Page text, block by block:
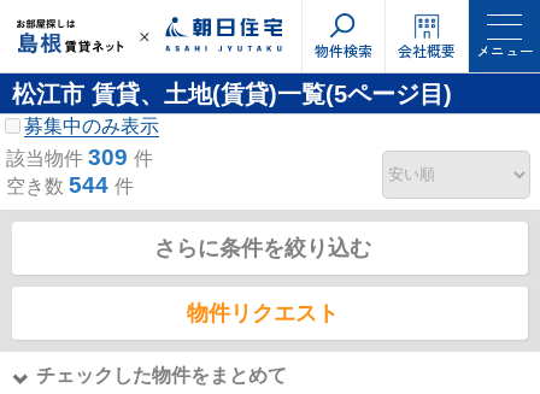
物件検索 会社概要 メニュー
松江市 賃貸、土地(賃貸)一覧(5ページ目)
募集中のみ表示
該当物件 309 件
空き数 544 件
さらに条件を絞り込む
物件リクエスト
チェックした物件をまとめて